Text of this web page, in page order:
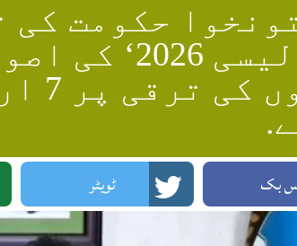
حکومت کی
یوتھ پالیسی
بک ٹویٹر